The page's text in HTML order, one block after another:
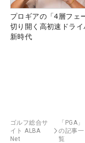
プロギアの「4層フェ
切り開く高初速ドラ
新時代
ゴルフ総合サ
イト ALBA
Net
「PGA」
の記事一
覧